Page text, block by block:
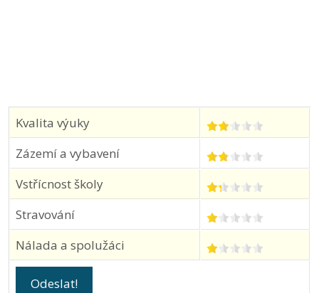
Kvalita výuky
Zázemí a vybavení
Vstřícnost školy
Stravování
Nálada a spolužáci